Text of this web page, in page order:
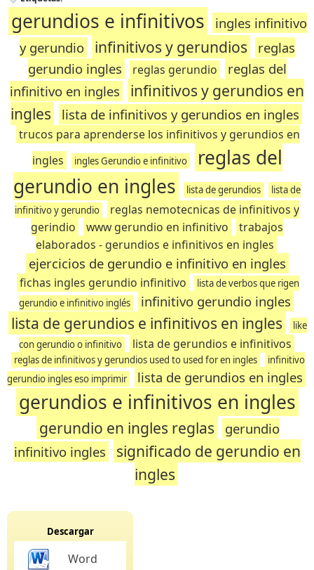
gerundios e infinitivos
ingles infinitivo
y gerundio
infinitivos y gerundios
reglas
gerundio ingles
reglas gerundio
reglas del
infinitivo en ingles
infinitivos y gerundios en
ingles
lista de infinitivos y gerundios en ingles
trucos para aprenderse los infinitivos y gerundios en
ingles
ingles Gerundio e infinitivo
reglas del
gerundio en ingles
lista de gerundios
lista de
infinitivo y gerundio
reglas nemotecnicas de infinitivos y
gerindio
www gerundio en infinitivo
trabajos
elaborados - gerundios e infinitivos en ingles
ejercicios de gerundio e infinitivo en ingles
fichas ingles gerundio infinitivo
lista de verbos que rigen
gerundio e infinitivo inglés
infinitivo gerundio ingles
lista de gerundios e infinitivos en ingles
like
con gerundio o infinitivo
lista de gerundios e infinitivos
reglas de infinitivos y gerundios used to used for en ingles
infinitivo
gerundio ingles eso imprimir
lista de gerundios en ingles
gerundios e infinitivos en ingles
gerundio en ingles reglas
gerundio
infinitivo ingles
significado de gerundio en
ingles
Descargar
Word